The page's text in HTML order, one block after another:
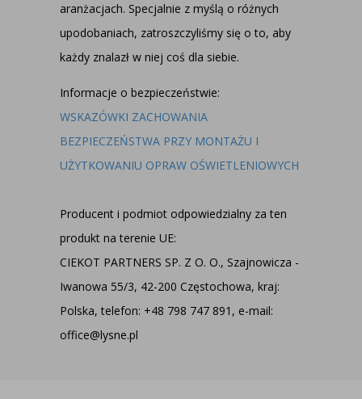
aranżacjach. Specjalnie z myślą o różnych
upodobaniach, zatroszczyliśmy się o to, aby
każdy znalazł w niej coś dla siebie.
Informacje o bezpieczeństwie:
WSKAZÓWKI ZACHOWANIA
BEZPIECZEŃSTWA PRZY MONTAŻU I
UŻYTKOWANIU OPRAW OŚWIETLENIOWYCH
Producent i podmiot odpowiedzialny za ten
produkt na terenie UE:
CIEKOT PARTNERS SP. Z O. O., Szajnowicza -
Iwanowa 55/3, 42-200 Częstochowa, kraj:
Polska, telefon: +48 798 747 891, e-mail:
office@lysne.pl